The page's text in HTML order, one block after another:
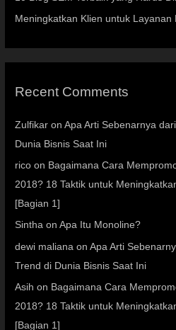
Meningkatkan Klien untuk Layanan
Recent Comments
Zulfikar onApa Arti Sebenarnya
Dunia Bisnis Saat Ini
rico on Bagaimana Cara
2018? 18 Taktik untuk
[Bagian 1]
Sintha onApa Itu Monoline?
dewi maliana onApa Arti
Trend di Dunia Bisnis Saat Ini
Asih on Bagaimana Cara
2018? 18 Taktik untuk
[Bagian 1]